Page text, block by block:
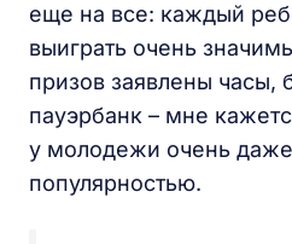
еще на все: каждый
выиграть очень
призов заявлены часы,
пауэрбанк – мне
у молодежи очень даже
популярностью.